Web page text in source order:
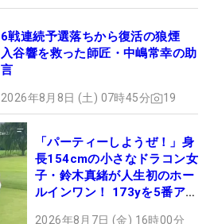
6戦連続予選落ちから復活の狼煙
入谷響を救った師匠・中嶋常幸の助
言
2026年8月8日 (土) 07時45分 19
「パーティーしようぜ！」身
長154cmの小さなドラコン女
子・鈴木真緒が人生初のホー
ルインワン！ 173yを5番アイ
2026年8月7日 (金) 16時00分